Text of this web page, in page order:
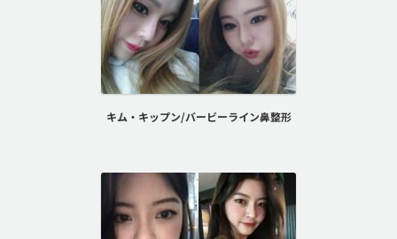
キム・キップン/バービーライン鼻整形